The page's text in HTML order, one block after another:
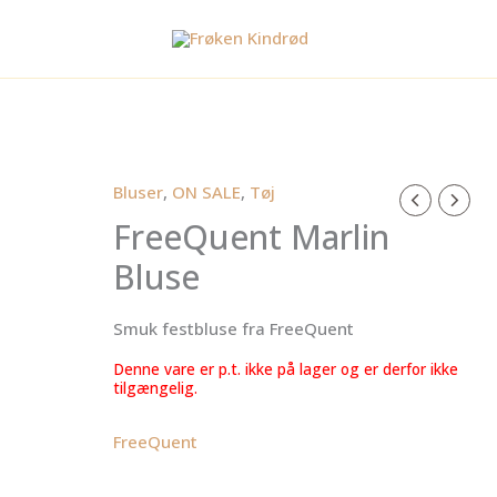
Bluser, ON SALE, Tøj
FreeQuent Marlin
Bluse
Smuk festbluse fra FreeQuent
Denne vare er p.t. ikke på lager og er derfor ikke
tilgængelig.
FreeQuent